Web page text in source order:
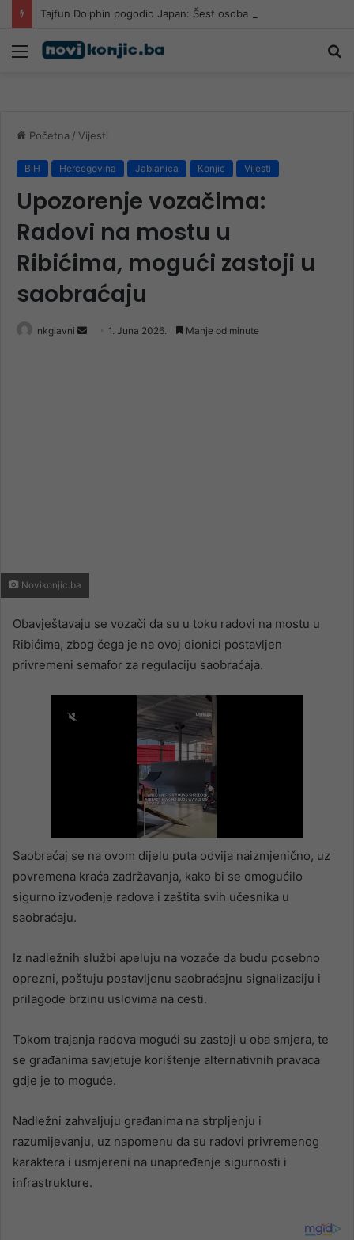
Meni
Početna / Vijesti
BiH Hercegovina Jablanica Konjic Vijesti
Upozorenje vozačima:
Radovi na mostu u
Ribićima, mogući zastoji u
saobraćaju
nkglavni
Send 1. Juna 2026. Manje od minute
Novikonjic.ba
Obavještavaju se vozači da su u toku radovi na mostu u
Ribićima, zbog čega je na ovoj dionici postavljen
privremeni semafor za regulaciju saobraćaja.
Saobraćaj se na ovom dijelu puta odvija naizmjenično, uz
povremena kraća zadržavanja, kako bi se omogućilo
sigurno izvođenje radova i zaštita svih učesnika u
saobraćaju.
Iz nadležnih službi apeluju na vozače da budu posebno
oprezni, poštuju postavljenu saobraćajnu signalizaciju i
prilagode brzinu uslovima na cesti.
Tokom trajanja radova mogući su zastoji u oba smjera, te
se građanima savjetuje korištenje alternativnih pravaca
gdje je to moguće.
Nadležni zahvaljuju građanima na strpljenju i
razumijevanju, uz napomenu da su radovi privremenog
karaktera i usmjereni na unapređenje sigurnosti i
infrastrukture.